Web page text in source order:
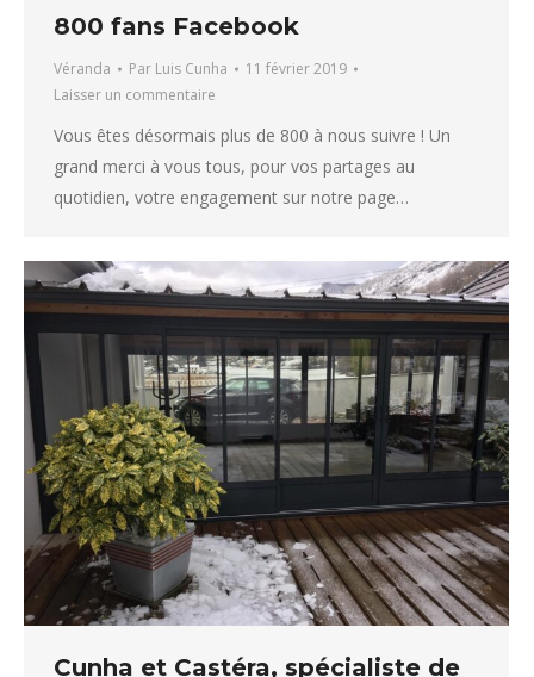
800 fans Facebook
Véranda Par Luis Cunha
11 février 2019
Laisser un commentaire
Vous êtes désormais plus de 800 à nous suivre ! Un
grand merci à vous tous, pour vos partages au
quotidien, votre engagement sur notre page…
Cunha et Castéra, spécialiste de